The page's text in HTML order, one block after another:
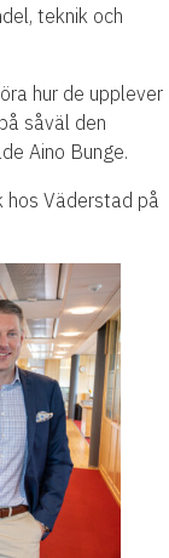
teknik och
hur de upplever
såväl den
Aino Bunge.
hos Väderstad på